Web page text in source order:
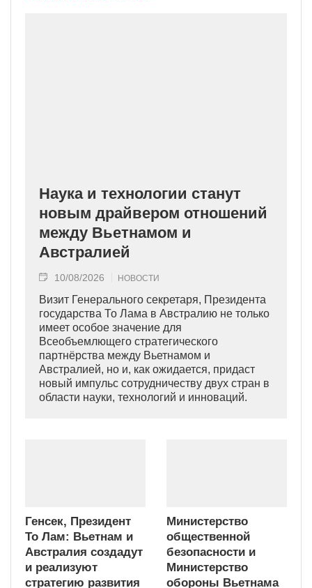
Наука и технологии станут
новым драйвером отношений
между Вьетнамом и
Австралией
10/08/2026 НОВОСТИ
Визит Генерального секретаря, Президента
государства То Лама в Австралию не только
имеет особое значение для
Всеобъемлющего стратегического
партнёрства между Вьетнамом и
Австралией, но и, как ожидается, придаст
новый импульс сотрудничеству двух стран в
области науки, технологий и инноваций.
Генсек, Президент
То Лам: Вьетнам и
Австралия создадут
и реализуют
стратегию развития
Министерство
общественной
безопасности и
Министерство
обороны Вьетнама